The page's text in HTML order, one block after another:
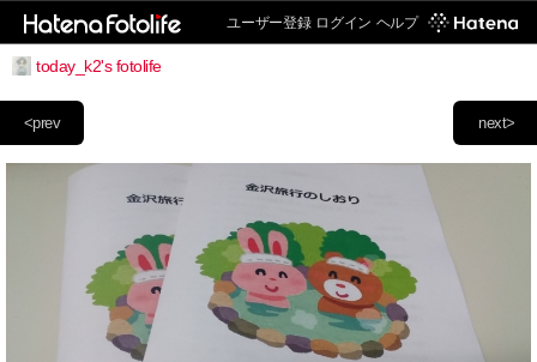
ユーザー登録 ログイン ヘルプ
today_k2's fotolife
next>
<prev